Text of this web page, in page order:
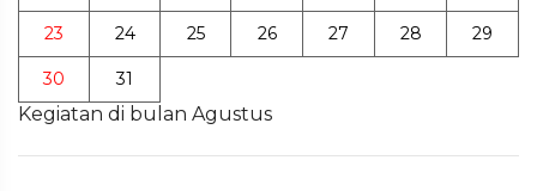
23 24 25 26 27 28 29
30 31
Kegiatan di bulan Agustus